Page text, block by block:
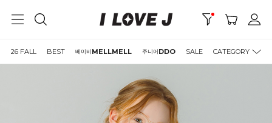
26 FALL BEST 베이비MELLMELL 주니어DDO SALE CATEGORY